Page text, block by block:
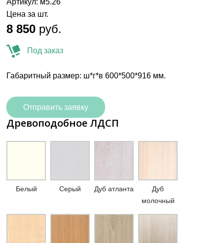
Артикул: м5.26
Цена за шт.
8 850 руб.
Под заказ
Габаритный размер: ш*г*в 600*500*916 мм.
Отправить заявку
Древоподобное ЛДСП
Белый Серый Дуб атланта
Дуб
молочный